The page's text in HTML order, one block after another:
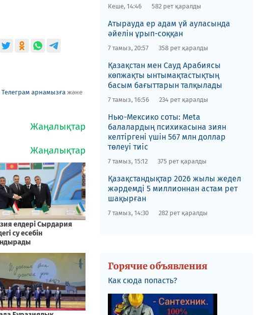
Телеграм арнамызға және
Кеше, 14:46 582 рет қаралды
Атырауда ер адам үй ауласында
әйелін ұрып-соққан
7 тамыз, 20:57 358 рет қаралды
Қазақстан мен Сауд Арабиясы
көпжақты ынтымақтастықтың
басым бағыттарын талқылады
7 тамыз, 16:56 234 рет қаралды
Нью-Мексико соты​: Meta
балалардың психикасына зиян
келтіргені үшін 567 млн доллар
төлеуі тиіс
7 тамыз, 15:12 375 рет қаралды
Қазақстандықтар 2026 жылы жедел
жәрдемді 5 миллионнан астам рет
шақырған
7 тамыз, 14:30 282 рет қаралды
Горячие объявления
Как сюда попасть?